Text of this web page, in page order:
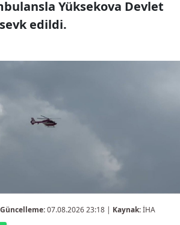
Yüksekova Devlet
edildi.
07.08.2026 23:18 | Kaynak:İHA